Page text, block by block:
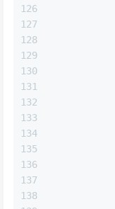
125
126
127
128
129
130
131
132
133
134
135
136
137